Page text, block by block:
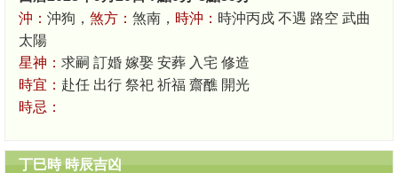
沖： 沖狗， 煞方： 煞南， 時沖： 時沖丙戍 不遇 路空 武曲
太陽
星神： 求嗣 訂婚 嫁娶 安葬 入宅 修造
時宜： 赴任 出行 祭祀 祈福 齋醮 開光
時忌：
丁巳時 時辰吉凶